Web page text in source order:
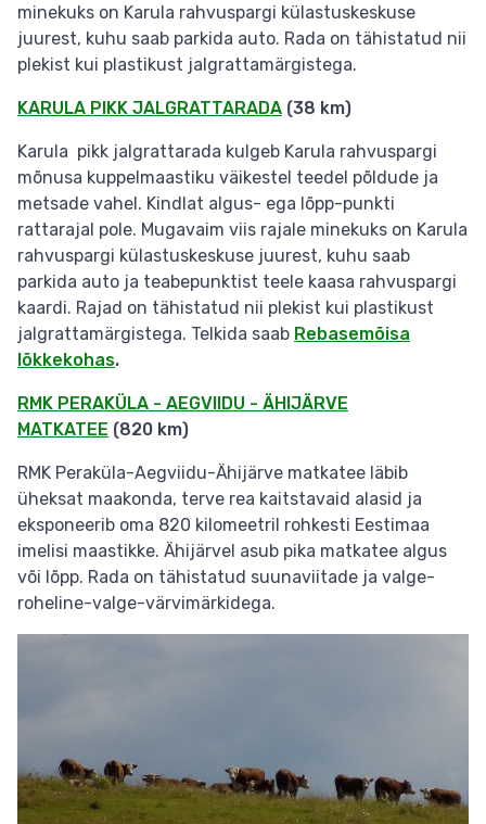
minekuks on Karula rahvuspargi külastuskeskuse
juurest, kuhu saab parkida auto. Rada on tähistatud nii
plekist kui plastikust jalgrattamärgistega.
KARULA PIKK JALGRATTARADA (38 km)
Karula pikk jalgrattarada kulgeb Karula rahvuspargi
mõnusa kuppelmaastiku väikestel teedel põldude ja
metsade vahel. Kindlat algus- ega lõpp-punkti
rattarajal pole. Mugavaim viis rajale minekuks on Karula
rahvuspargi külastuskeskuse juurest, kuhu saab
parkida auto ja teabepunktist teele kaasa rahvuspargi
kaardi. Rajad on tähistatud nii plekist kui plastikust
jalgrattamärgistega. Telkida saab Rebasemõisa
lõkkekohas.
RMK PERAKÜLA - AEGVIIDU - ÄHIJÄRVE
MATKATEE (820 km)
RMK Peraküla-Aegviidu-Ähijärve matkatee läbib
üheksat maakonda, terve rea kaitstavaid alasid ja
eksponeerib oma 820 kilomeetril rohkesti Eestimaa
imelisi maastikke. Ähijärvel asub pika matkatee algus
või lõpp. Rada on tähistatud suunaviitade ja valge-
roheline-valge-värvimärkidega.